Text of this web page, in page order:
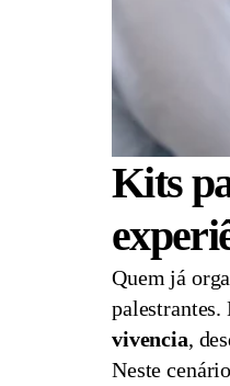
Kits
Quem já
vivencia,
Neste